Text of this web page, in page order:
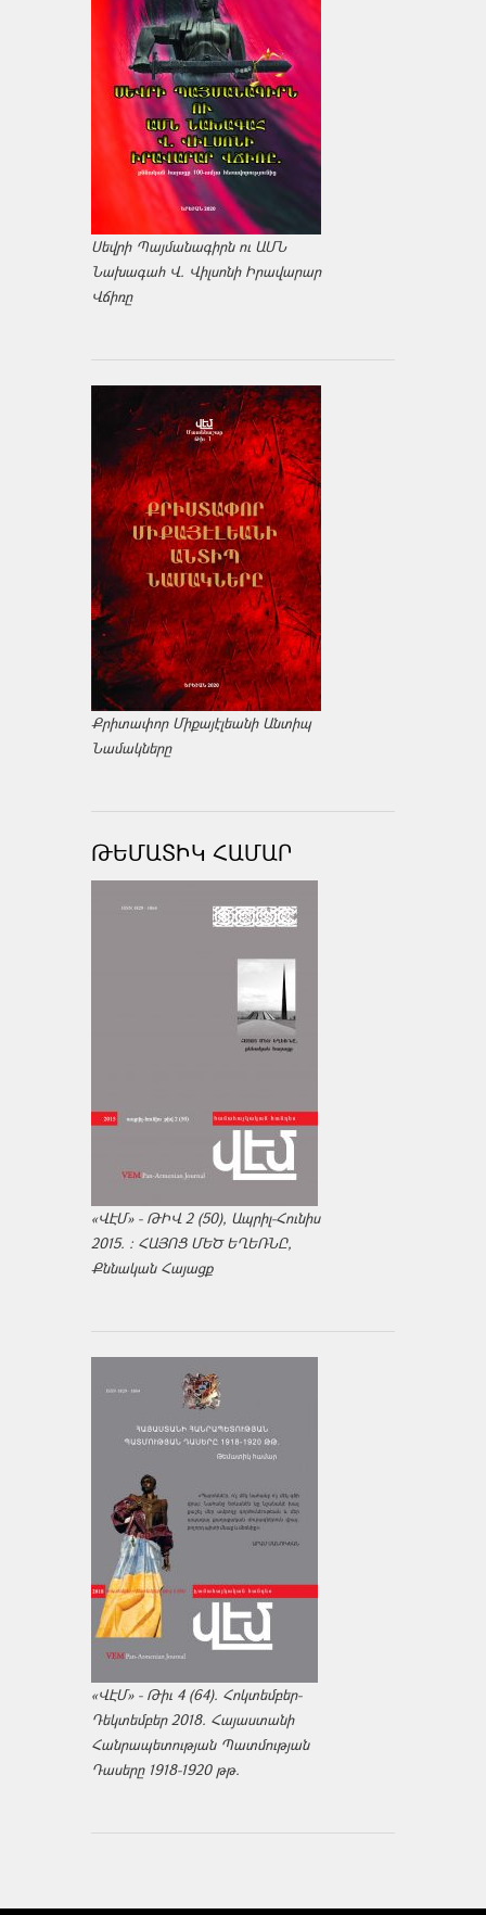
Սեվրի Պայմանագիրն ու ԱՄՆ
Նախագահ Վ. Վիլսոնի Իրավարար
Վճիռը
Քրիտափոր Միքայէլեանի Անտիպ
Նամակները
ԹԵՄԱՏԻԿ ՀԱՄԱՐ
«ՎԷՄ» - ԹԻՎ 2 (50), Ապրիլ-Հունիս
2015. : ՀԱՅՈՑ ՄԵԾ ԵՂԵՌՆԸ,
Քննական Հայացք
«ՎԷՄ» - Թիւ 4 (64). Հոկտեմբեր-
Դեկտեմբեր 2018. Հայաստանի
Հանրապետության Պատմության
Դասերը 1918-1920 թթ.